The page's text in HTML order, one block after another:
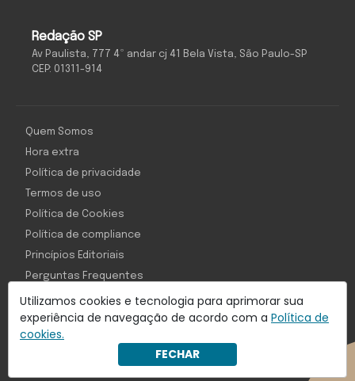
Utilizamos cookies e tecnologia para aprimorar sua
experiência de navegação de acordo com a Política de
cookies.
FECHAR
Redação SP
Av Paulista, 777 4º andar cj 41 Bela Vista, São Paulo-SP
CEP: 01311-914
Com inteligência e tecnologia:
Object1ve - Marketing Solution
Quem Somos
Hora extra
Política de privacidade
Termos de uso
Política de Cookies
Política de compliance
Princípios Editoriais
Perguntas Frequentes